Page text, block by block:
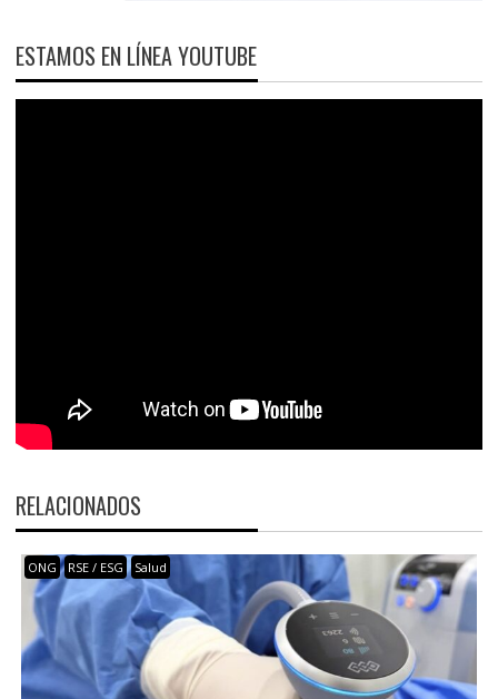
ESTAMOS EN LÍNEA YOUTUBE
RELACIONADOS
ONG RSE / ESG Salud